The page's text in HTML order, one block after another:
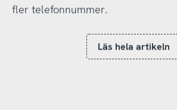
fler telefonnummer.
Läs hela artikeln